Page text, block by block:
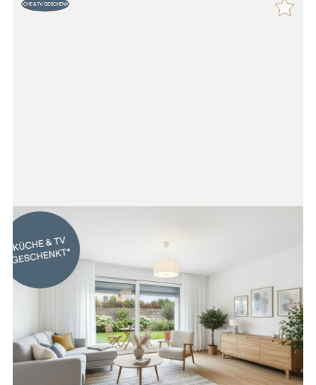
KÜCHE & TV GESCHENKT*